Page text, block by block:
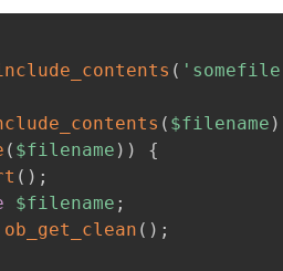
(
( $filename )
( $filename ) )
{
( ) ;
$filename ;
ob_get_clean ( ) ;